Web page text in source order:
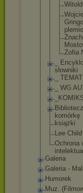
Zofia
_
słowniki
_
_ WG
komórkę
książki
Lee Child
Ochrona
Galeria
Galeria -
Humorek
Muz.